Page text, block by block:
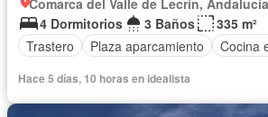
Comarca del Valle de Lecrín, Andalucía
4 Dormitorios
3 Baños
335 m²
Trastero
Plaza aparcamiento Cocina
Hace 5 días, 10 horas en idealista